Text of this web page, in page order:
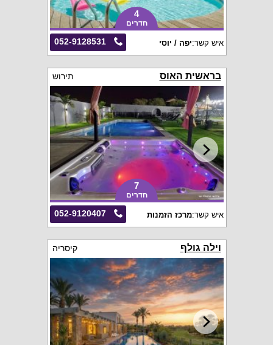
4
חדרים
052-9128531 איש קשר:יפה / יוסי
בראשית האוס תירוש
7
חדרים
052-9120407 איש קשר:מרכז הזמנות
וילה גולף קיסריה